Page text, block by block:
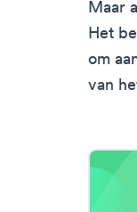
Maar
Het
om
van